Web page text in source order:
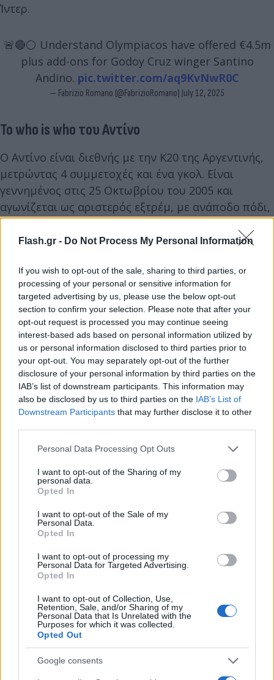
Flash.gr - Do Not Process My Personal Information
If you wish to opt-out of the sale, sharing to third parties, or
processing of your personal or sensitive information for
targeted advertising by us, please use the below opt-out
section to confirm your selection. Please note that after your
opt-out request is processed you may continue seeing
interest-based ads based on personal information utilized by
us or personal information disclosed to third parties prior to
your opt-out. You may separately opt-out of the further
disclosure of your personal information by third parties on the
IAB’s list of downstream participants. This information may
also be disclosed by us to third parties on the IAB’s List of
Downstream Participants that may further disclose it to other
Please note that this website/app uses one or more Google
not limited to your visit or usage behaviour. You may click to
grant or deny consent to Google and its third-party tags to
use your data for below specified purposes in below Google
consent section.
Personal Data Processing Opt Outs
I want to opt-out of the Sharing of my
personal data.
Opted In
I want to opt-out of the Sale of my
Personal Data.
Opted In
I want to opt-out of processing my
Personal Data for Targeted Advertising.
Opted In
I want to opt-out of Collection, Use,
Retention, Sale, and/or Sharing of my
Personal Data that Is Unrelated with the
Purposes for which it was collected.
Opted Out
Google consents
Ίντερ.
🚨🔴⚪️ Understand Olympiacos have offered €4.5m
plus add-ons for Godoy Cruz winger Santino
Andino. pic.twitter.com/aq9KvNwR0C
— Fabrizio Romano (@FabrizioRomano) July 12, 2025
Το who is who του Αντίνο
Ο Αντίνο είναι διεθνής με την Κ20 της Αργεντινής,
μετρώντας 4 συμμετοχές και ένα γκολ. Είναι
γεννημένος στις 25 Οκτωβρίου του 2005 και
αγωνίζεται ως αριστερός εξτρέμ, με ανάποδο πόδι,
το οποίο σημαίνει πως του αρέσει να συγκλίνει και
να εκτελεί με το δεξί.